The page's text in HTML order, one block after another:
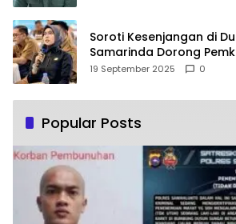
Soroti Kesenjangan di
Samarinda Dorong
Pemberdayaan
19 September 2025 0
Popular Posts